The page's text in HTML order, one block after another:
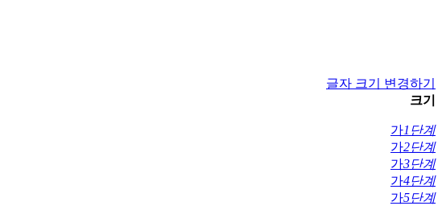
글자 크기 변경하기
크기
가1단계
가2단계
가3단계
가4단계
가5단계